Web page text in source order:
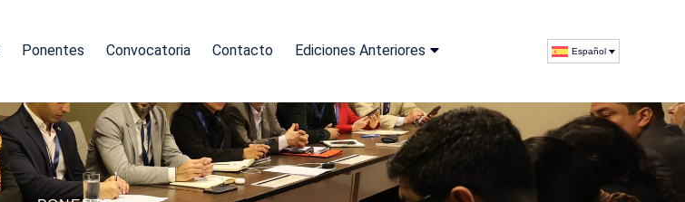
Ponentes Convocatoria Contacto Ediciones Anteriores Español